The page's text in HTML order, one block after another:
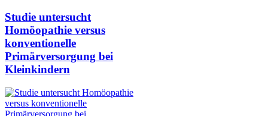
Studie untersucht
Homöopathie versus
konventionelle
Primärversorgung bei
Kleinkindern